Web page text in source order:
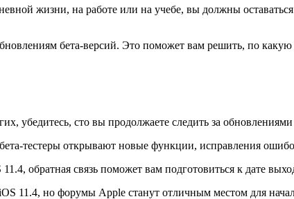
жизни, на работе или на учебе, вы должны
бета-версий. Это поможет вам решить, по какую
убедитесь, сто вы продолжаете следить за обновлениями
тестеры открывают новые функции, исправления
обратная связь поможет вам подготовиться к дате
11.4, но форумы Apple станут отличным местом для